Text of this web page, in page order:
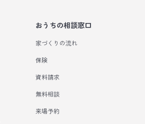
おうちの相談窓口
家づくりの流れ
保険
資料請求
無料相談
来場予約